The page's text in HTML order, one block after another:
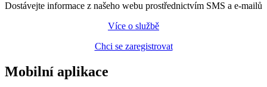
Dostávejte informace z našeho webu prostřednictvím SMS a e-mailů
Více o službě
Chci se zaregistrovat
Mobilní aplikace